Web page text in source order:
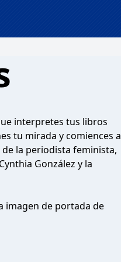
interpretes tus libros
tu mirada y comiences a
la periodista feminista,
González y la
imagen de portada de